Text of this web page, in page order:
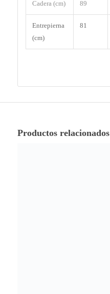
Cadera (cm) 89
Entrepierna
(cm)
81
Productos relacionados